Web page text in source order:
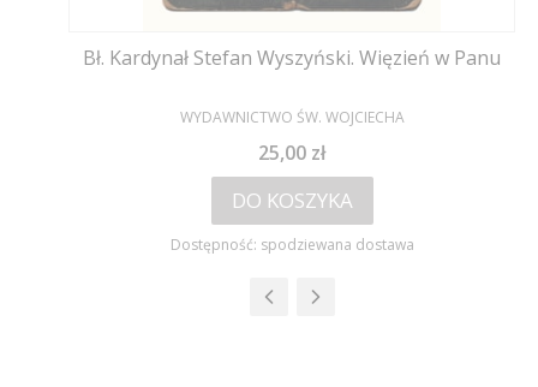
Bł. Kardynał Stefan Wyszyński. Więzień w Panu
PRODUCENT
WYDAWNICTWO ŚW. WOJCIECHA
Cena
25,00 zł
DO KOSZYKA
Dostępność: spodziewana dostawa